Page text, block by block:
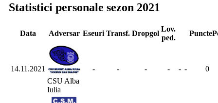
Statistici personale sezon 2021
Data Adversar Eseuri Transf. Dropgol
Lov.
ped.
Puncte
14.11.2021
CSU Alba
Iulia
- - - - - - 0